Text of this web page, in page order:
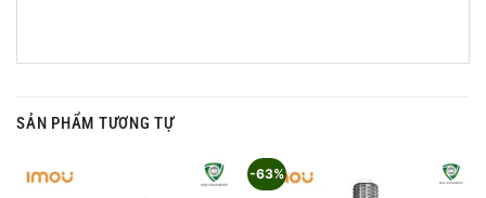
SẢN PHẨM TƯƠNG TỰ
-63%